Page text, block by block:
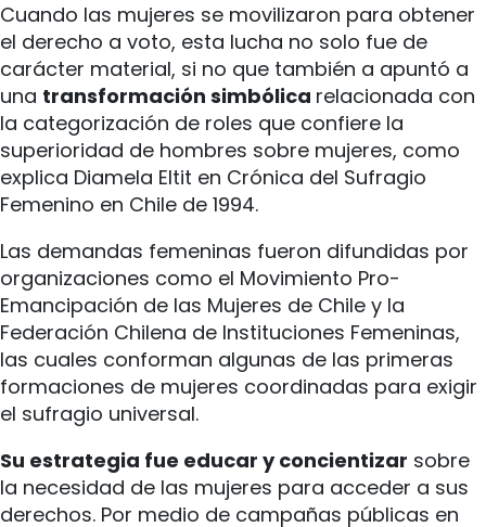
Cuando las mujeres se movilizaron para obtener
el derecho a voto, esta lucha no solo fue de
carácter material, si no que también a apuntó a
una transformación simbólica relacionada con
la categorización de roles que confiere la
superioridad de hombres sobre mujeres, como
explica Diamela Eltit en Crónica del Sufragio
Femenino en Chile de 1994.
Las demandas femeninas fueron difundidas por
organizaciones como el Movimiento Pro-
Emancipación de las Mujeres de Chile y la
Federación Chilena de Instituciones Femeninas,
las cuales conforman algunas de las primeras
formaciones de mujeres coordinadas para exigir
el sufragio universal.
Su estrategia fue educar y concientizar sobre
la necesidad de las mujeres para acceder a sus
derechos. Por medio de campañas públicas en